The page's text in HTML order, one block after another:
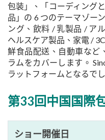
包装」、「コーディング
品」の 6 つのテーマゾー
ング、飲料 / 乳製品 / ア
ヘルスケア製品、家電 /
鮮食品配送、自動車など
ラムをカバーします。
ラットフォームとなるで
第33回中国国際
ショー開催日